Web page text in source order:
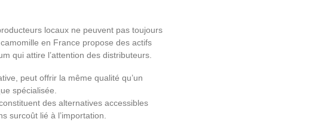
locaux ne peuvent pas toujours
en France propose des actifs
qui attire l’attention des distributeurs.
peut offrir la même qualité qu’un
spécialisée.
des alternatives accessibles
surcoût lié à l’importation.